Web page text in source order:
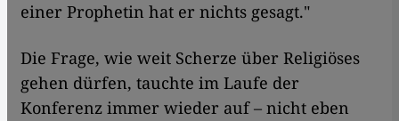
einer Prophetin hat er nichts gesagt."
Die Frage, wie weit Scherze über Religiöses
gehen dürfen, tauchte im Laufe der
Konferenz immer wieder auf – nicht eben